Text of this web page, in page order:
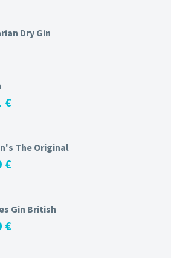
Dry Gin
€
The Original
€
Gin British
€